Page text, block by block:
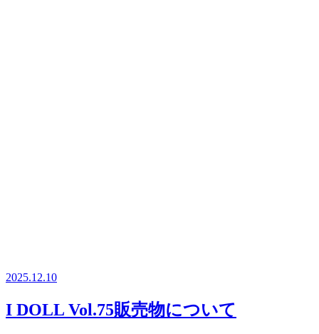
2025.12.10
I DOLL Vol.75販売物について